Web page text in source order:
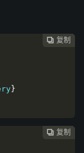
 复制
 复制
 复制
 复制
 复制
 复制
 复制
}
 复制
 复制
 复制
 复制
 复制
 复制